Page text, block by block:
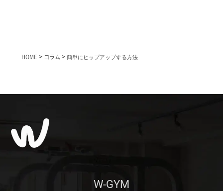
HOME > コラム > 簡単にヒップアップする方法
W-GYM